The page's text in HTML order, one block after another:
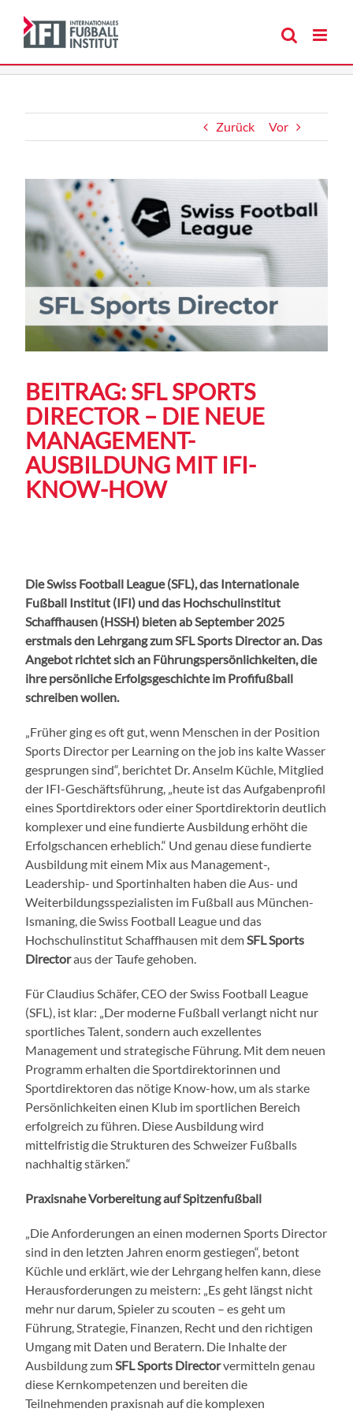
Inhalt
springen
Zurück Vor
BEITRAG: SFL SPORTS
DIRECTOR – DIE NEUE
MANAGEMENT-
AUSBILDUNG MIT IFI-
KNOW-HOW
Die Swiss Football League (SFL), das Internationale
Fußball Institut (IFI) und das Hochschulinstitut
Schaffhausen (HSSH) bieten ab September 2025
erstmals den Lehrgang zum SFL Sports Director an. Das
Angebot richtet sich an Führungspersönlichkeiten, die
ihre persönliche Erfolgsgeschichte im Profifußball
schreiben wollen.
„Früher ging es oft gut, wenn Menschen in der Position
Sports Director per Learning on the job ins kalte Wasser
gesprungen sind“, berichtet Dr. Anselm Küchle, Mitglied
der IFI-Geschäftsführung, „heute ist das Aufgabenprofil
eines Sportdirektors oder einer Sportdirektorin deutlich
komplexer und eine fundierte Ausbildung erhöht die
Erfolgschancen erheblich.“ Und genau diese fundierte
Ausbildung mit einem Mix aus Management-,
Leadership- und Sportinhalten haben die Aus- und
Weiterbildungsspezialisten im Fußball aus München-
Ismaning, die Swiss Football League und das
Hochschulinstitut Schaffhausen mit demSFL Sports
Directoraus der Taufe gehoben.
Für Claudius Schäfer, CEO der Swiss Football League
(SFL), ist klar: „Der moderne Fußball verlangt nicht nur
sportliches Talent, sondern auch exzellentes
Management und strategische Führung. Mit dem neuen
Programm erhalten die Sportdirektorinnen und
Sportdirektoren das nötige Know-how, um als starke
Persönlichkeiten einen Klub im sportlichen Bereich
erfolgreich zu führen. Diese Ausbildung wird
mittelfristig die Strukturen des Schweizer Fußballs
nachhaltig stärken.“
Praxisnahe Vorbereitung auf Spitzenfußball
„Die Anforderungen an einen modernen Sports Director
sind in den letzten Jahren enorm gestiegen“, betont
Küchle und erklärt, wie der Lehrgang helfen kann, diese
Herausforderungen zu meistern: „Es geht längst nicht
mehr nur darum, Spieler zu scouten – es geht um
Führung, Strategie, Finanzen, Recht und den richtigen
Umgang mit Daten und Beratern. Die Inhalte der
Ausbildung zumSFL Sports Directorvermitteln genau
diese Kernkompetenzen und bereiten die
Teilnehmenden praxisnah auf die komplexen